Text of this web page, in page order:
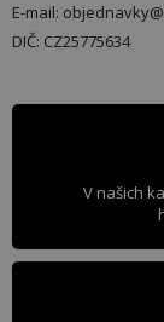
E-mail:
DIČ: CZ25775634
V našich